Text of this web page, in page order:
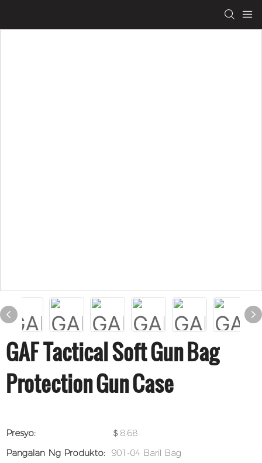
GAF Tactical Soft Gun Bag
Protection Gun Case
Presyo:
＄8.68
Pangalan Ng Produkto: 901-04 Baril Bag